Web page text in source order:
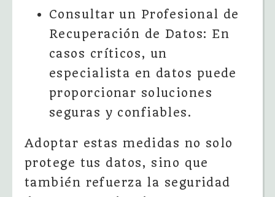
Consultar un Profesional de
Recuperación de Datos: En
casos críticos, un
especialista en datos puede
proporcionar soluciones
seguras y confiables.
Adoptar estas medidas no solo
protege tus datos, sino que
también refuerza la seguridad